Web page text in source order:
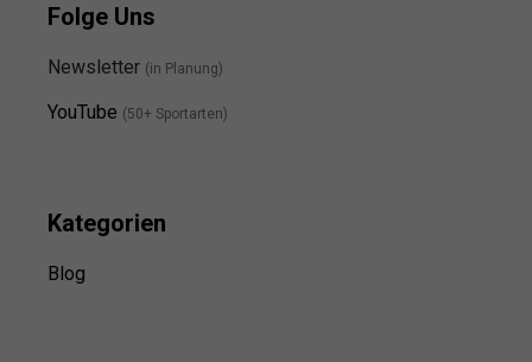
Folge Uns
Newsletter (in Planung)
YouTube (50+ Sportarten)
Kategorien
Blog